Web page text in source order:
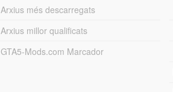
Arxius més descarregats
Arxius millor qualificats
GTA5-Mods.com Marcador